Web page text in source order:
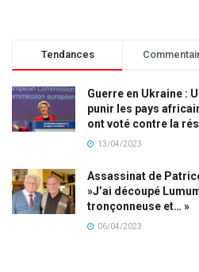
Tendances
Guerre en Ukraine :
punir les pays
ont voté contre la
13/04/2023
Assassinat de
»J’ai découpé
tronçonneuse et… »
06/04/2023